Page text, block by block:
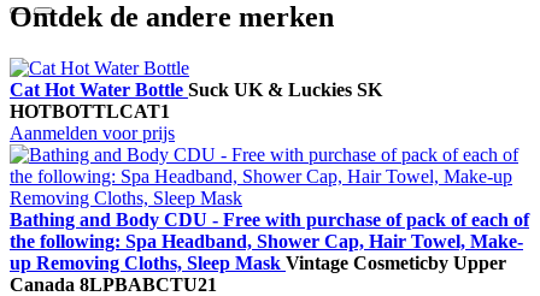
Ontdek de andere merken
Cat Hot Water Bottle Suck UK & Luckies SK
HOTBOTTLCAT1
Aanmelden voor prijs
Bathing and Body CDU - Free with purchase of pack of each of
the following: Spa Headband, Shower Cap, Hair Towel, Make-
up Removing Cloths, Sleep Mask Vintage Cosmeticby Upper
Canada 8LPBABCTU21